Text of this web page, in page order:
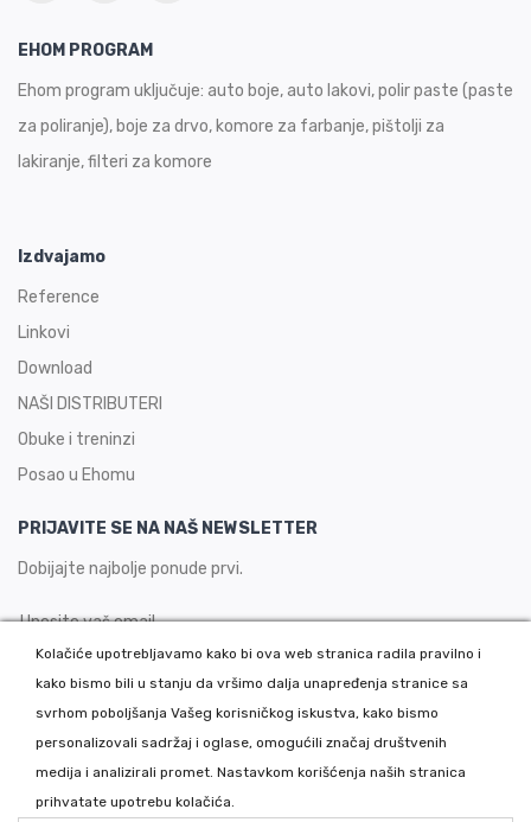
EHOM PROGRAM
Ehom program uključuje: auto boje, auto lakovi, polir paste (paste
za poliranje), boje za drvo, komore za farbanje, pištolji za
lakiranje, filteri za komore
Izdvajamo
Reference
Linkovi
Download
NAŠI DISTRIBUTERI
Obuke i treninzi
Posao u Ehomu
PRIJAVITE SE NA NAŠ NEWSLETTER
Dobijajte najbolje ponude prvi.
Copyright 2026 © Ehom - Auto boje i lakovi, Sva prava zadržana.
Kolačiće upotrebljavamo kako bi ova web stranica radila pravilno i
kako bismo bili u stanju da vršimo dalja unapređenja stranice sa
svrhom poboljšanja Vašeg korisničkog iskustva, kako bismo
personalizovali sadržaj i oglase, omogućili značaj društvenih
medija i analizirali promet. Nastavkom korišćenja naših stranica
prihvatate upotrebu kolačića.